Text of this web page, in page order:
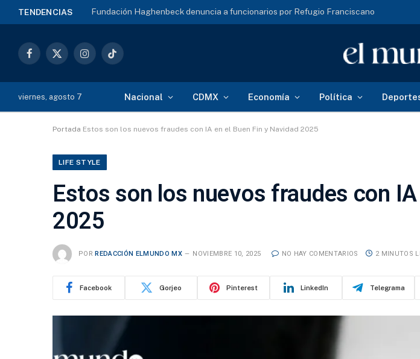
TENDENCIAS Fundación Haghenbeck denuncia a funcionarios por Refugio Franciscano
Facebook
X
InstagramTikTok
viernes, agosto 7 Nacional CDMX Economía Política
Portada Estos son los nuevos fraudes con IA en el Buen Fin y Navidad 2025
LIFE STYLE
Estos son los nuevos fraudes con
2025
POR REDACCIÓN ELMUNDO MX NOVIEMBRE 10, 2025 NO HAY COMENTARIOS 2 MINUTOS
Facebook Gorjeo Pinterest LinkedIn Telegrama